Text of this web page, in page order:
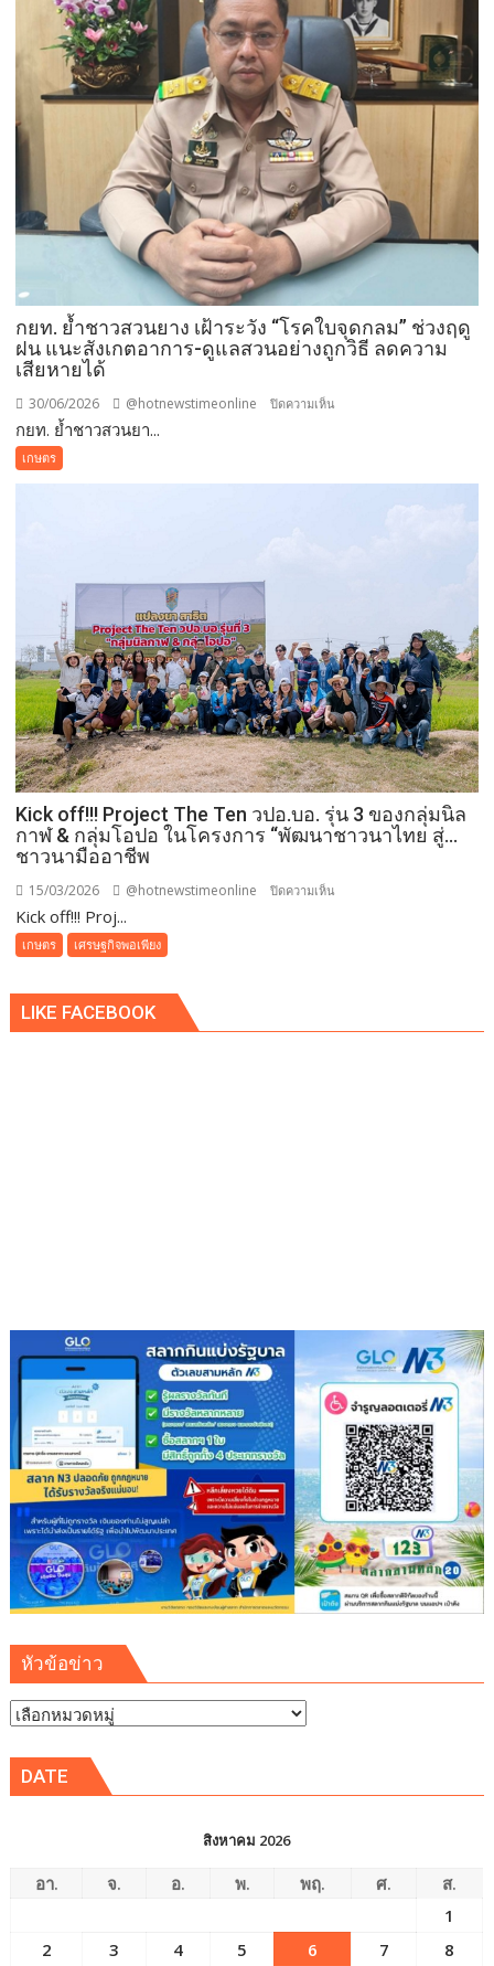
รุ่น
ใหม่
จัด
workshop
–
ประกวด
ข้อ
เสนอ
โครงการ
วิจัย
ปั้น
ต่อ
กยท. ย้ำชาวสวนยาง เฝ้าระวัง “โรคใบจุดกลม” ช่วงฤดู
ฝน แนะสังเกตอาการ-ดูแลสวนอย่างถูกวิธี ลดความ
เสียหายได้
30/06/2026 @hotnewstimeonline ปิดความเห็น
กลม”
ช่วง
ฤดู
ฝน
แนะ
สังเกต
อาการ-
ดูแล
สวน
ได้
กยท. ย้ำชาวสวนยา...
เกษตร
Kick off!!! Project The Ten วปอ.บอ. รุ่น 3 ของกลุ่มนิล
กาฬ & กลุ่มโอปอ ในโครงการ “พัฒนาชาวนาไทย สู่…
ชาวนามืออาชีพ
15/03/2026 @hotnewstimeonline ปิดความเห็น
วปอ.บอ.
ชาวนา
ไทย
สู่…
ชาวนา
มือ
อาชีพ
Kick off!!! Proj...
เกษตร เศรษฐกิจพอเพียง
LIKE FACEBOOK
หัวข้อข่าว
หัวข้อ
DATE
สิงหาคม 2026
อา. จ. อ. พ. พฤ. ศ.
ส.
1
2
3 4 5 6 7
8